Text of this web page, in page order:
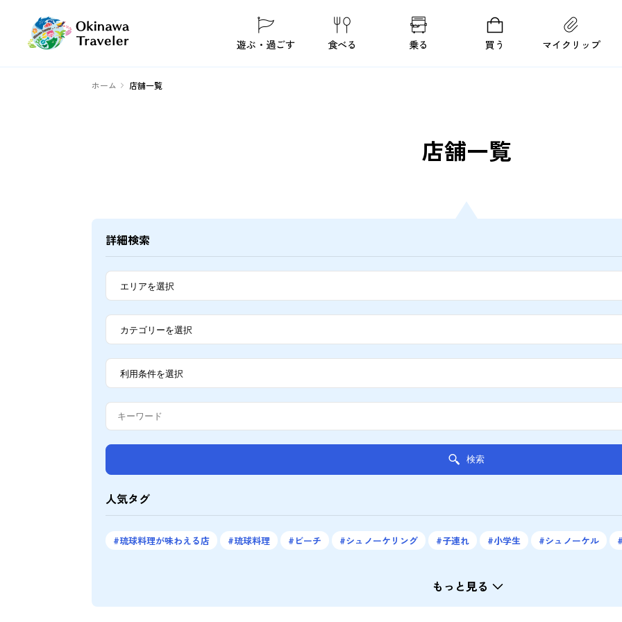
遊ぶ・過ごす 食べる 乗る 買う マイクリップ
ホーム 店舗一覧
店舗一覧
詳細検索
検索
人気タグ
琉球料理が味わえる店 琉球料理 ビーチ シュノーケリング 子連れ 小学生 シュノーケル
もっと見る